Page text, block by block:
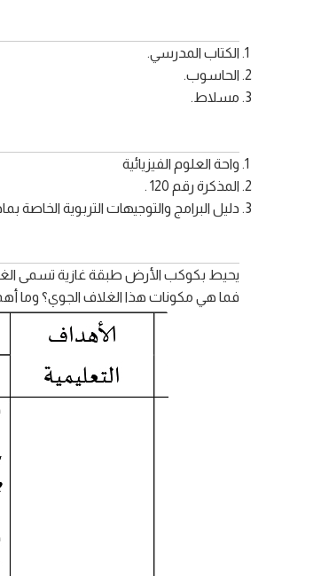
الكتاب المدرسي.
الحاسوب.
مسلاط.
واحة العلوم الفيزيائية
المذكرة رقم 120 .
دليل البرامج والتوجيهات التربوية الخاصة
يحيط بكوكب الأرض طبقة غازية تسمى
فما هي مكونات هذا الغلاف الجوي؟ وما